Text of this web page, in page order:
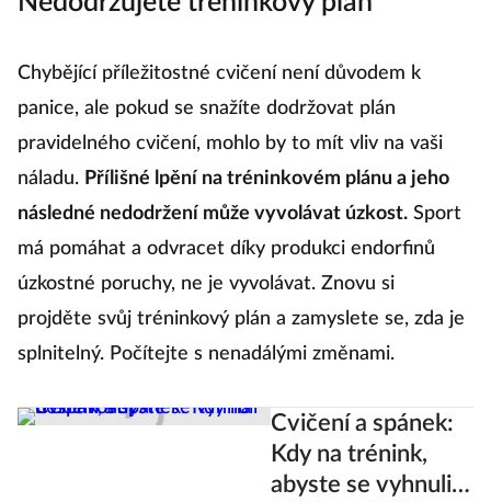
Chybějící příležitostné cvičení není důvodem k
panice, ale pokud se snažíte dodržovat plán
pravidelného cvičení, mohlo by to mít vliv na vaši
náladu. Přílišné lpění na tréninkovém plánu a jeho
následné nedodržení může vyvolávat úzkost. Sport
má pomáhat a odvracet díky produkci endorfinů
úzkostné poruchy, ne je vyvolávat. Znovu si
projděte svůj tréninkový plán a zamyslete se, zda je
splnitelný. Počítejte s nenadálými změnami.
Cvičení a spánek:
Kdy na trénink,
abyste se vyhnuli